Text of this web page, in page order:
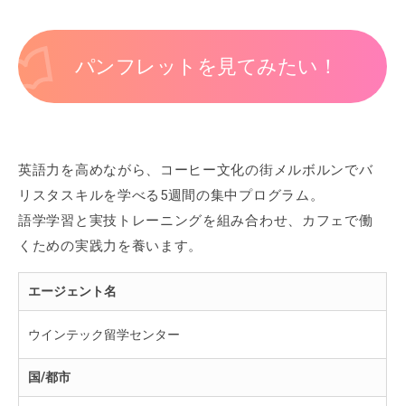
パンフレットを見てみたい！
英語力を高めながら、コーヒー文化の街メルボルンでバ
リスタスキルを学べる5週間の集中プログラム。
語学学習と実技トレーニングを組み合わせ、カフェで働
くための実践力を養います。
エージェント名
ウインテック留学センター
国/都市